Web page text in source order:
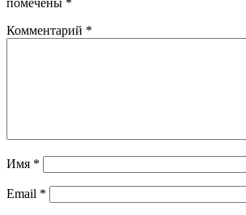
Комментарий *
Имя *
Email *